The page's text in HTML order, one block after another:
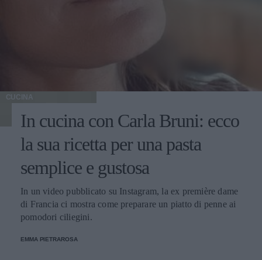
CUCINA
In cucina con Carla Bruni: ecco
la sua ricetta per una pasta
semplice e gustosa
In un video pubblicato su Instagram, la ex première dame
di Francia ci mostra come preparare un piatto di penne ai
pomodori ciliegini.
EMMA PIETRAROSA